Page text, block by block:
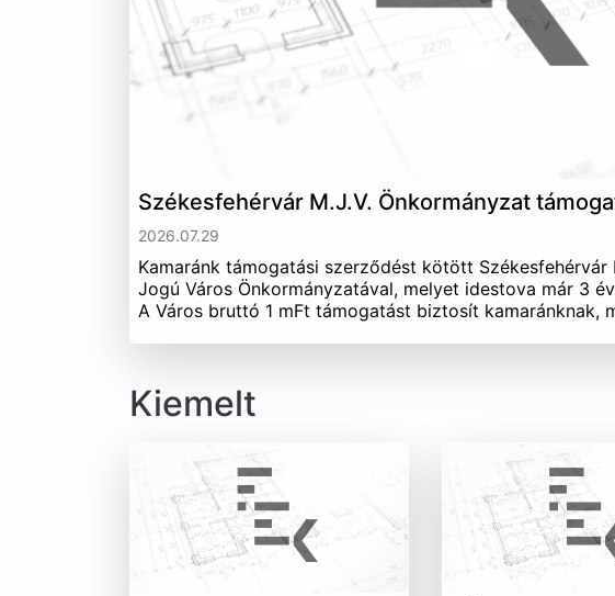
Székesfehérvár M.J.V. Önkormányzat
2026.07.29
Kamaránk támogatási szerződést kötött Székesfehérvár
Jogú Város Önkormányzatával, melyet idestova már 3
A Város bruttó 1 mFt támogatást biztosít kamaránknak,
Kiemelt